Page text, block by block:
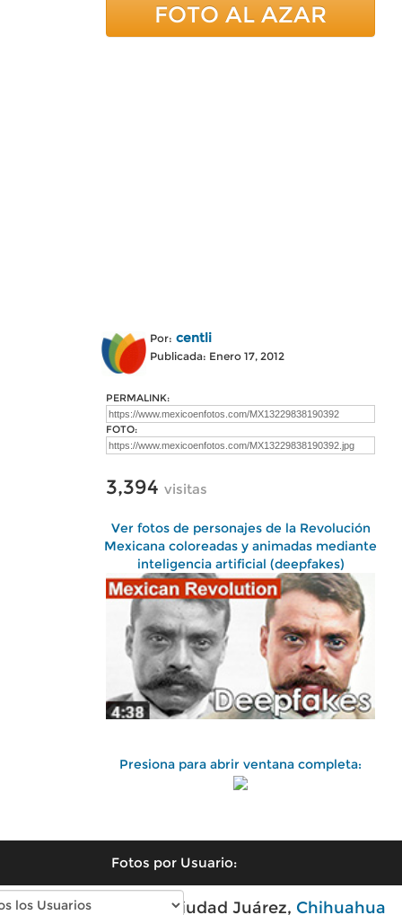
FOTO AL AZAR
Por: centli
Publicada: Enero 17, 2012
PERMALINK:
FOTO:
3,394 visitas
Ver fotos de personajes de la Revolución
Mexicana coloreadas y animadas mediante
inteligencia artificial (deepfakes)
Presiona para abrir ventana completa:
Fotos por Usuario:
Fotos antiguas de Ciudad Juárez, Chihuahua